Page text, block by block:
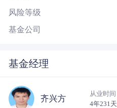
风险等级
基金公司
基金经理
齐兴方
从业时间
4年231天